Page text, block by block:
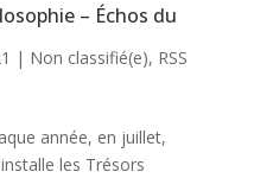
– Échos du
| Non classifié(e), RSS
année, en juillet,
les Trésors